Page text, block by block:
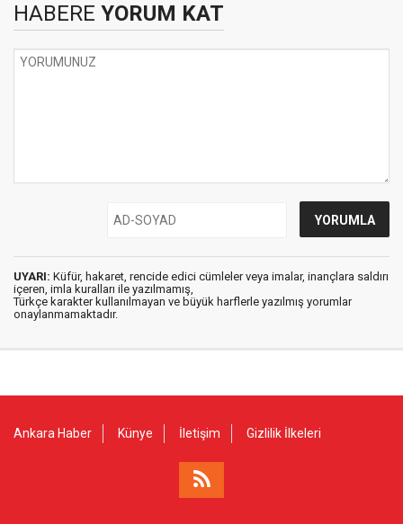
HABERE YORUM KAT
UYARI: Küfür, hakaret, rencide edici cümleler veya imalar, inançlara saldırı
içeren, imla kuralları ile yazılmamış,
Türkçe karakter kullanılmayan ve büyük harflerle yazılmış yorumlar
onaylanmamaktadır.
Ankara Haber Künye İletişim Gizlilik İlkeleri